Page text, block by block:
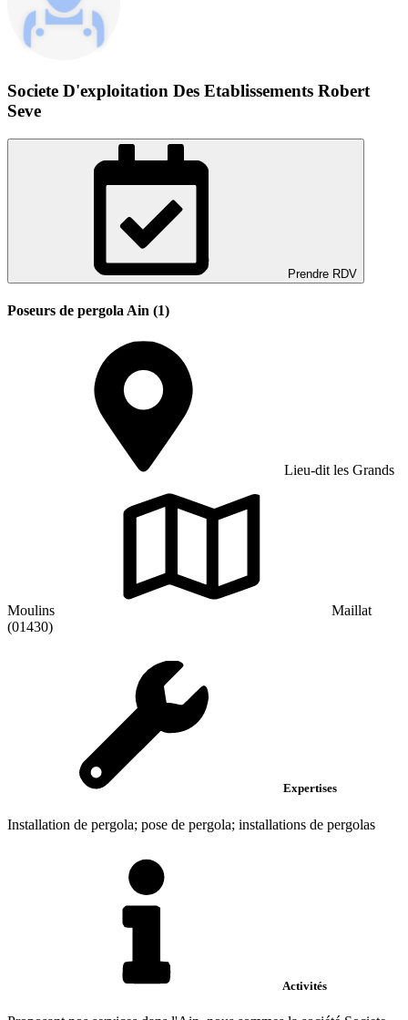
Societe D'exploitation Des Etablissements Robert
Seve
Prendre RDV
Poseurs de pergola Ain (1)
Lieu-dit les Grands
Moulins
Maillat
(01430)
Expertises
Installation de pergola; pose de pergola; installations de pergolas
Activités